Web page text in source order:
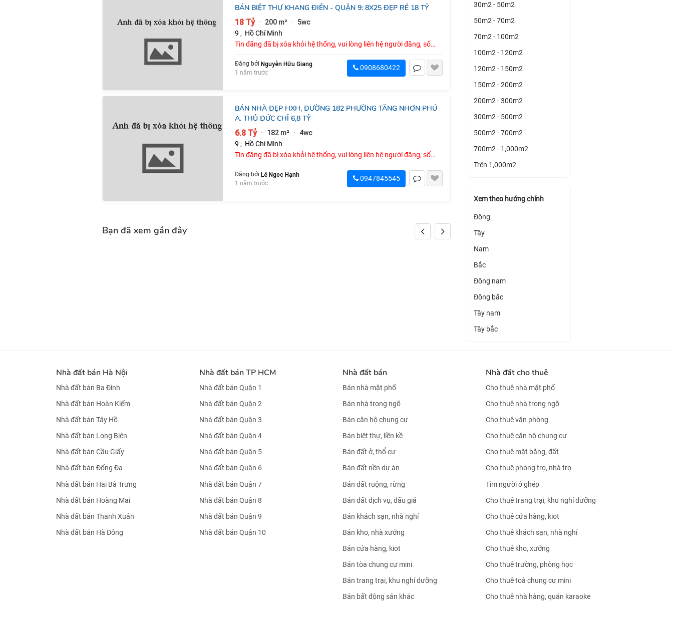
BÁN BIỆT THỰ KHANG ĐIỀN - QUẬN 9: 8X25 ĐẸP RẺ 18 TỶ
18 Tỷ · 200 m² · 5wc
9 , Hồ Chí Minh
Tin đăng đã bị xóa khỏi hệ thống, vui lòng liên hệ người đăng, số
Đăng bởi Nguyễn Hữu Giang
1 năm trước
0908680422
BÁN NHÀ ĐẸP HXH, ĐƯỜNG 182 PHƯỜNG TĂNG NHƠN PHÚ
A. THỦ ĐỨC CHỈ 6,8 TỶ
6.8 Tỷ · 182 m² · 4wc
9 , Hồ Chí Minh
Tin đăng đã bị xóa khỏi hệ thống, vui lòng liên hệ người đăng, số
Đăng bởi Lê Ngọc Hạnh
1 năm trước
0947845545
Bạn đã xem gần đây
30m2 - 50m2
50m2 - 70m2
70m2 - 100m2
100m2 - 120m2
120m2 - 150m2
150m2 - 200m2
200m2 - 300m2
300m2 - 500m2
500m2 - 700m2
700m2 - 1,000m2
Trên 1,000m2
Xem theo hướng chính
Đông
Tây
Nam
Bắc
Đông nam
Đông bắc
Tây nam
Tây bắc
Nhà đất bán Hà Nội
Nhà đất bán Ba Đình
Nhà đất bán Hoàn Kiếm
Nhà đất bán Tây Hồ
Nhà đất bán Long Biên
Nhà đất bán Cầu Giấy
Nhà đất bán Đống Đa
Nhà đất bán Hai Bà Trưng
Nhà đất bán Hoàng Mai
Nhà đất bán Thanh Xuân
Nhà đất bán Hà Đông
Nhà đất bán TP HCM
Nhà đất bán Quận 1
Nhà đất bán Quận 2
Nhà đất bán Quận 3
Nhà đất bán Quận 4
Nhà đất bán Quận 5
Nhà đất bán Quận 6
Nhà đất bán Quận 7
Nhà đất bán Quận 8
Nhà đất bán Quận 9
Nhà đất bán Quận 10
Nhà đất bán
Bán nhà mặt phố
Bán nhà trong ngõ
Bán căn hộ chung cư
Bán biệt thự, liền kề
Bán đất ở, thổ cư
Bán đất nền dự án
Bán đất ruộng, rừng
Bán đất dịch vụ, đấu giá
Bán khách sạn, nhà nghỉ
Bán kho, nhà xưởng
Bán cửa hàng, kiot
Bán tòa chung cư mini
Bán trang trại, khu nghỉ dưỡng
Bán bất động sản khác
Nhà đất cho thuê
Cho thuê nhà mặt phố
Cho thuê nhà trong ngõ
Cho thuê văn phòng
Cho thuê căn hộ chung cư
Cho thuê mặt bằng, đất
Cho thuê phòng trọ, nhà trọ
Tìm người ở ghép
Cho thuê trang trại, khu nghỉ dưỡng
Cho thuê cửa hàng, kiot
Cho thuê khách sạn, nhà nghỉ
Cho thuê kho, xưởng
Cho thuê trường, phòng học
Cho thuê toà chung cư mini
Cho thuê nhà hàng, quán karaoke